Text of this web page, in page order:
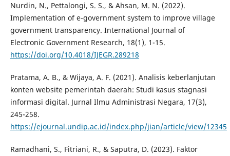
Nurdin, N., Pettalongi, S. S., & Ahsan, M. N. (2022).
Implementation of e-government system to improve village
government transparency. International Journal of
Electronic Government Research, 18(1), 1-15.
https://doi.org/10.4018/IJEGR.289218
Pratama, A. B., & Wijaya, A. F. (2021). Analisis keberlanjutan
konten website pemerintah daerah: Studi kasus stagnasi
informasi digital. Jurnal Ilmu Administrasi Negara, 17(3),
245-258.
https://ejournal.undip.ac.id/index.php/jian/article/view/12345
Ramadhani, S., Fitriani, R., & Saputra, D. (2023). Faktor